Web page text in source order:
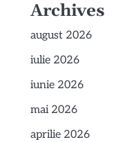
Archives
august 2026
iulie 2026
iunie 2026
mai 2026
aprilie 2026